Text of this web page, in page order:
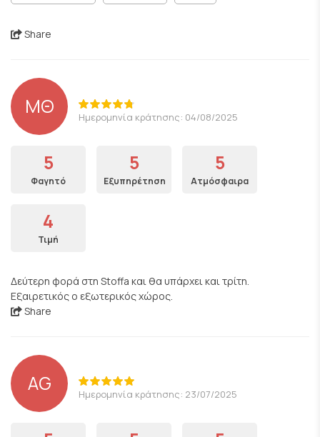
Share
ΜΘ Ημερομηνία κράτησης: 04/08/2025
5
Φαγητό
5
Εξυπηρέτηση
5
Ατμόσφαιρα
4
Τιμή
Δεύτερη φορά στη Stoffa και θα υπάρχει και τρίτη.
Εξαιρετικός ο εξωτερικός χώρος.
Share
AG Ημερομηνία κράτησης: 23/07/2025